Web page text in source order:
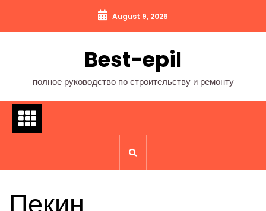
содержимому
August 9, 2026
Best-epil
полное руководство по строительству и ремонту